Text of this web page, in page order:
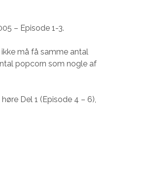
– Episode 1-3.
må få samme antal
popcorn som nogle af
Del 1 (Episode 4 – 6),